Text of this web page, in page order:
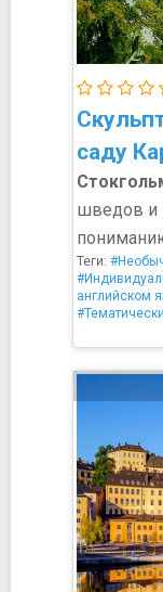
саду
шведов и
Теги:
английском